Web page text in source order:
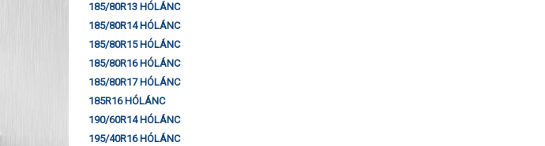
185/80R13 HÓLÁNC
185/80R14 HÓLÁNC
185/80R15 HÓLÁNC
185/80R16 HÓLÁNC
185/80R17 HÓLÁNC
185R16 HÓLÁNC
190/60R14 HÓLÁNC
195/40R16 HÓLÁNC